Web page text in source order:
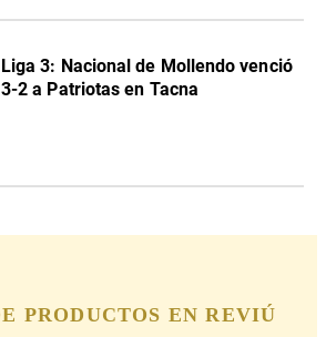
Liga 3: Nacional de Mollendo venció
3-2 a Patriotas en Tacna